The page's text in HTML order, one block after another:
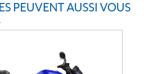
PEUVENT AUSSI VOUS